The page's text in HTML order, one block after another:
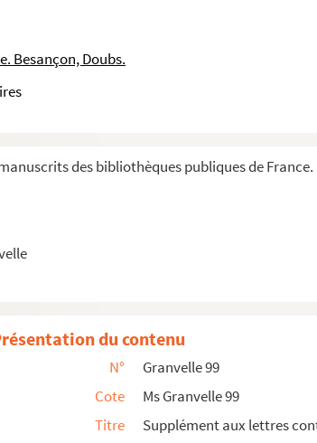
Besançon, Doubs.
des bibliothèques publiques de
janvier-21 décembre 1567)
janvier-19 décembre 1568)
janvier-21 novembre 1569)
1572-17 avril 1638)
décembre 1572)
1566
Bonvisis
Bruxelles, 24 février-19 mai 1566
31 mai et 15 juin 1566
du contenu
N°
Granvelle 99
Cote
Ms Granvelle 99
Titre
Supplément aux lettres